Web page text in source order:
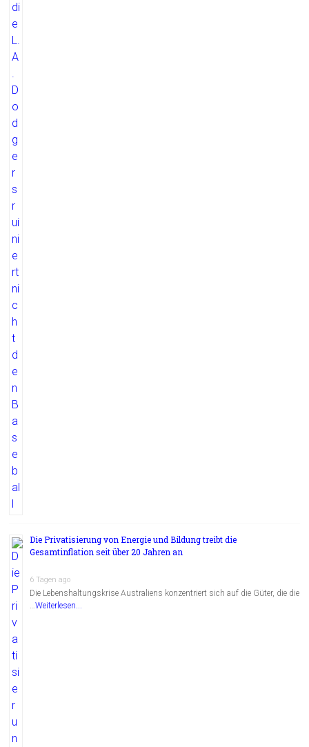
Die Privatisierung von Energie und Bildung treibt die
Gesamtinflation seit über 20 Jahren an
6 Tagen ago
Die Lebenshaltungskrise Australiens konzentriert sich auf die Güter, die die
…Weiterlesen...